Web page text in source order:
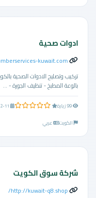
ادوات صحية
kuwait.com/
تركيب وتصليح الادوات الصحية
بالوعة المطبخ - تنظيف الجورة - ...
0.0 من 5 نجوم
2025-12-11
الكويت
عربي
شركة سوق الكويت
http://kuwait-q8.shop/